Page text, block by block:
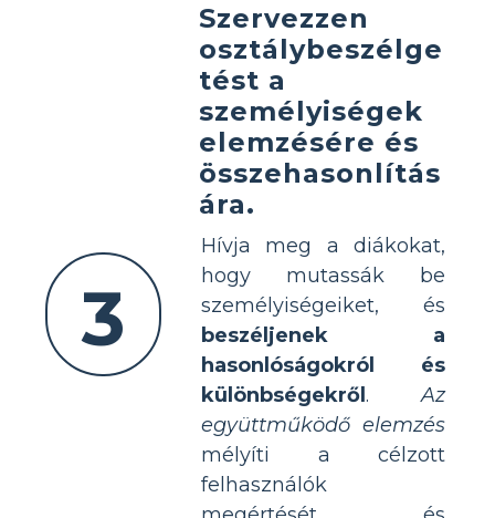
3
Szervezzen
osztálybeszélge
tést a
személyiségek
elemzésére és
összehasonlítás
ára.
Hívja meg a diákokat,
hogy mutassák be
személyiségeiket, és
beszéljenek a
hasonlóságokról és
különbségekről .Az
együttműködő elemzés
mélyíti a célzott
felhasználók